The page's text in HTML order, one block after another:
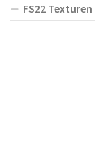
FS22 Texturen